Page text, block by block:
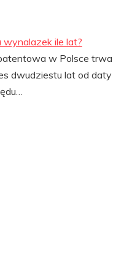
wynalazek ile lat?
w Polsce trwa
dwudziestu lat od daty